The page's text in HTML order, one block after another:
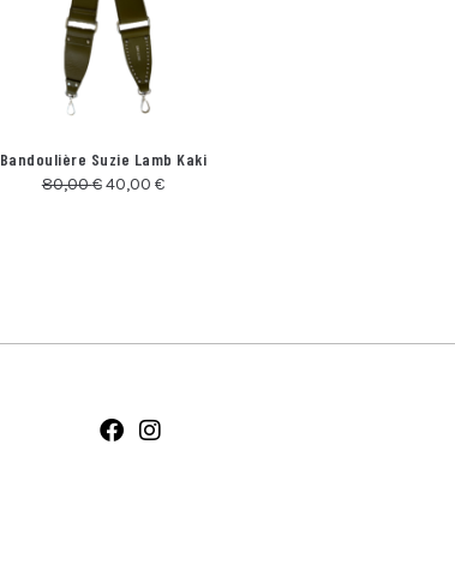
Bandoulière Suzie Lamb Kaki
80,00€40,00 €